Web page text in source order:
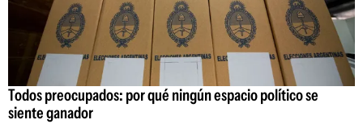
Todos preocupados: por qué ningún espacio político se
siente ganador